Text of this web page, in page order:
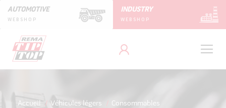
AUTOMOTIVE
WEBSHOP
INDUSTRY
WEBSHOP
Accueil Véhicules légers
Consommables